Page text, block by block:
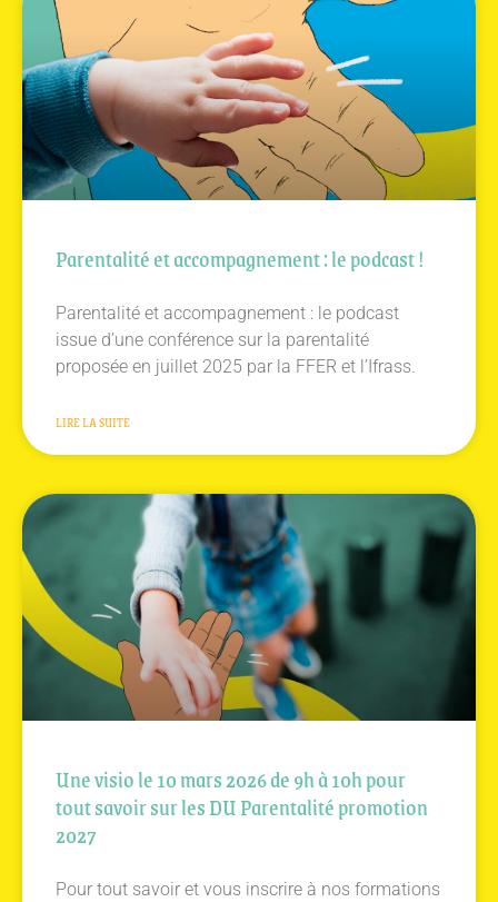
Parentalité et accompagnement : le podcast !
Parentalité et accompagnement : le podcast
issue d’une conférence sur la parentalité
proposée en juillet 2025 par la FFER et l’Ifrass.
LIRE LA SUITE
Une visio le 10 mars 2026 de 9h à 10h pour
tout savoir sur les DU Parentalité promotion
2027
Pour tout savoir et vous inscrire à nos formations